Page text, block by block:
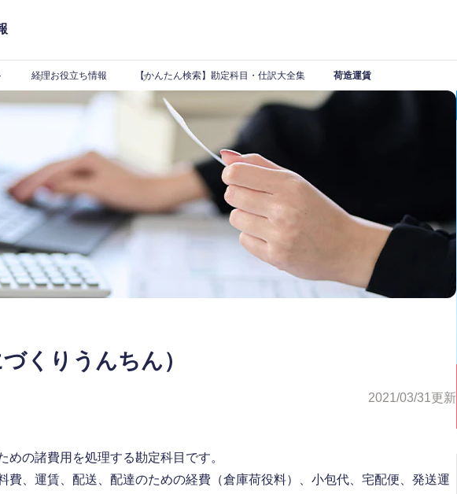
経理お役立ち情報 【かんたん検索】勘定科目・仕訳大全集 荷造運賃
づくりうんちん）
2021/03/31更新
めの諸費用を処理する勘定科目です。
費、運賃、配送、配達のための経費（倉庫荷役料）、小包代、宅配便、発送運